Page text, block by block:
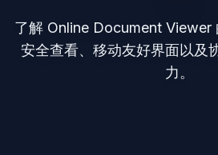
了解 Online Document Viewer
安全查看、移动友好界面以及
力。